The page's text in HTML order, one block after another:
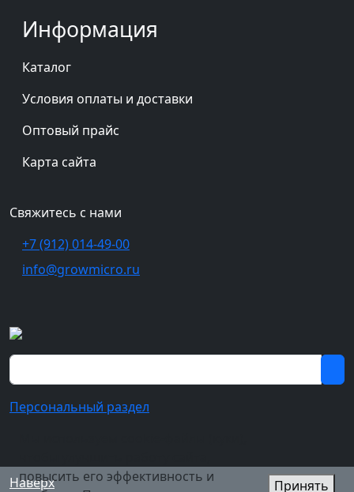
Информация
Каталог
Условия оплаты и доставки
Оптовый прайс
Карта сайта
Свяжитесь с нами
+7 (912) 014-49-00
info@growmicro.ru
Персональный раздел
Наверх
повысить его эффективность и
Принять